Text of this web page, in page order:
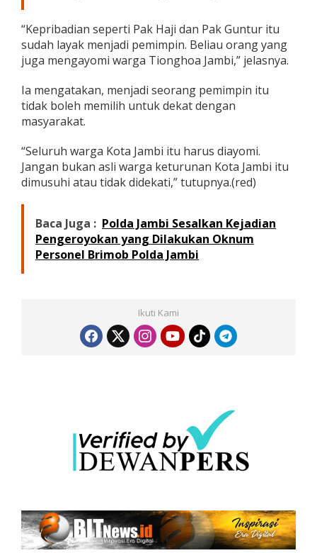
a
J
a
m
i
“Kepribadian seperti Pak Haji dan Pak Guntur itu
sudah layak menjadi pemimpin. Beliau orang yang
juga mengayomi warga Tionghoa Jambi,” jelasnya.
Ia mengatakan, menjadi seorang pemimpin itu
tidak boleh memilih untuk dekat dengan
masyarakat.
“Seluruh warga Kota Jambi itu harus diayomi.
Jangan bukan asli warga keturunan Kota Jambi itu
dimusuhi atau tidak didekati,” tutupnya.(red)
Baca Juga : Polda Jambi Sesalkan Kejadian
Pengeroyokan yang Dilakukan Oknum
Personel Brimob Polda Jambi
Ikuti Kami